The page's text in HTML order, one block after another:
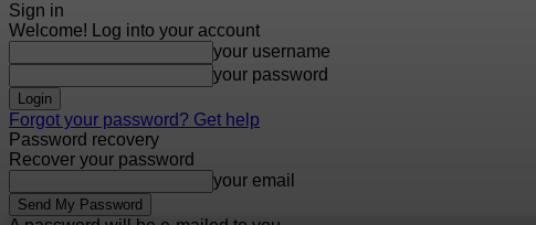
Sign in
Welcome! Log into your account
your username
your password
Forgot your password? Get help
Password recovery
Recover your password
your email